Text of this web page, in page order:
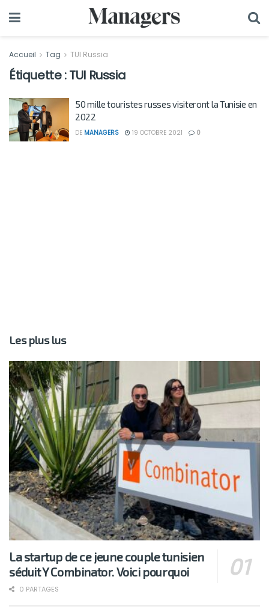
Accueil Tag TUI Russia
Étiquette :TUI Russia
50 mille touristes russes visiteront la Tunisie en
2022
DE MANAGERS 19 OCTOBRE 2021 0
Les plus lus
La startup de ce jeune couple tunisien
séduit Y Combinator. Voici pourquoi
0 PARTAGES